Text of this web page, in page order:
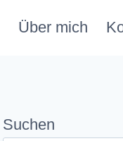
Über mich
Suchen